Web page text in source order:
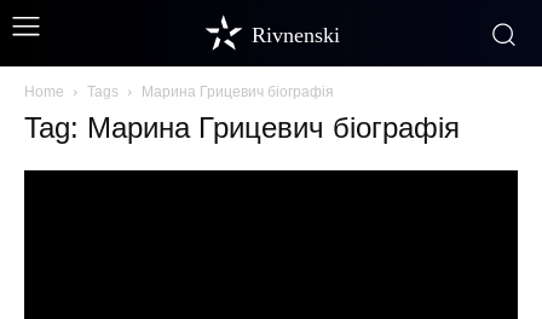
Rivnenski
Home Tags Марина Грицевич біографія
Tag: Марина Грицевич біографія